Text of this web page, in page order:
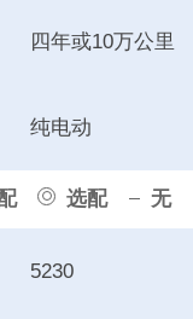
选配 无
四年或10万公里
纯电动
5230